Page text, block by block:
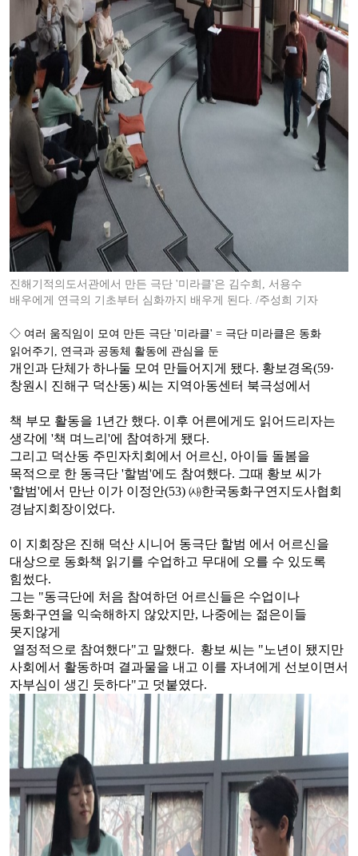
진해기적의도서관에서 만든 극단 '미라클'은 김수희 , 서용수
배우에게 연극의 기초부터 심화까지 배우게 된다. /주성희 기자
◇ 여러 움직임이 모여 만든 극단 '미라클' = 극단 미라클은 동화
읽어주기 , 연극과 공동체 활동에 관심을 둔
개인과 단체가 하나둘 모여 만들어지게 됐다. 황보경옥(59·
창원시 진해구 덕산동) 씨는 지역아동센터 북극성에서
책 부모 활동을 1 년간 했다. 이후 어른에게도 읽어드리자는
생각에 '책 며느리 '에 참여하게 됐다.
그리고 덕산동 주민자치회에서 어르신, 아이들 돌봄을
목적으로 한 동극단 '할범'에도 참여했다. 그때 황보 씨가
'할범'에서 만난 이가 이정안(53) ㈔한국동화구연지도사협회
경남지회장이었다.
이 지회장은 진해 덕산 시니어 동극단 할범 에서 어르신을
대상으로 동화책 읽기를 수업하고 무대에 오를 수 있도록
힘썼다.
그는 "동극단에 처음 참여하던 어르신들은 수업이나
동화구연을 익숙해하지 않았지만, 나중에는 젊은이들
못지않게
열정적으로 참여했다"고 말했다. 황보 씨는 "노년이 됐지만
사회에서 활동하며 결과물을 내고 이를 자녀에게 선보이면서
자부심이 생긴 듯하다"고 덧붙였다.